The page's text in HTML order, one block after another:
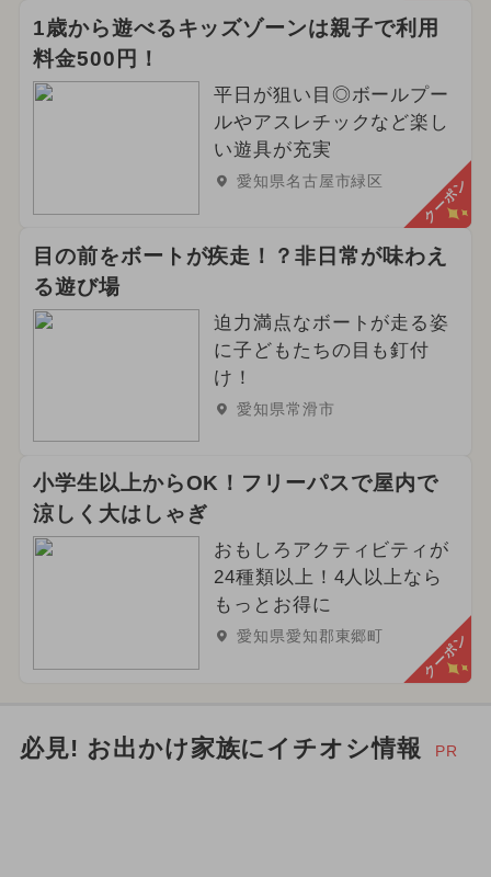
1歳から遊べるキッズゾーンは親子で利用
料金500円！
平日が狙い目◎ボールプー
ルやアスレチックなど楽し
い遊具が充実
愛知県名古屋市緑区 クーポン
目の前をボートが疾走！？非日常が味わえ
る遊び場
迫力満点なボートが走る姿
に子どもたちの目も釘付
け！
愛知県常滑市
小学生以上からOK！フリーパスで屋内で
涼しく大はしゃぎ
おもしろアクティビティが
24種類以上！4人以上なら
もっとお得に
愛知県愛知郡東郷町 クーポン
必見! お出かけ家族にイチオシ情報 PR